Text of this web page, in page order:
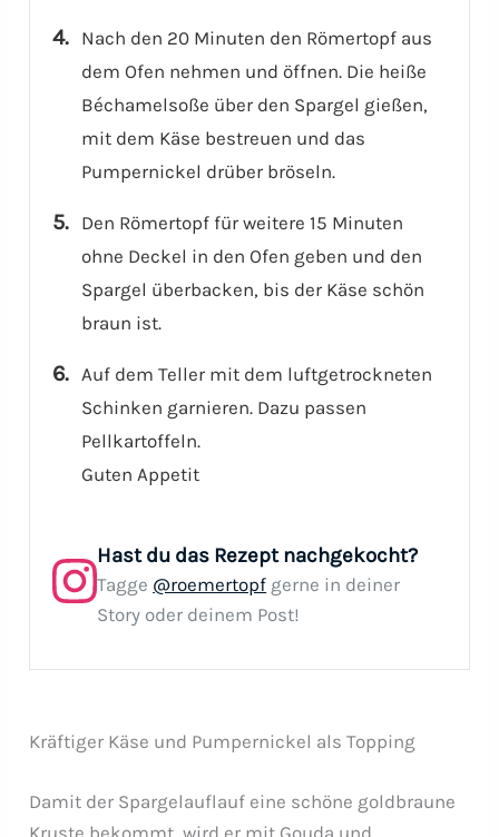
Nach den 20 Minuten den Römertopf aus
dem Ofen nehmen und öffnen. Die heiße
Béchamelsoße über den Spargel gießen,
mit dem Käse bestreuen und das
Pumpernickel drüber bröseln.
Den Römertopf für weitere 15 Minuten
ohne Deckel in den Ofen geben und den
Spargel überbacken, bis der Käse schön
braun ist.
Auf dem Teller mit dem luftgetrockneten
Schinken garnieren. Dazu passen
Pellkartoffeln.
Guten Appetit
Hast du das Rezept nachgekocht?
Tagge @roemertopf gerne in deiner
Story oder deinem Post!
Kräftiger Käse und Pumpernickel als Topping
Damit der Spargelauflauf eine schöne goldbraune
Kruste bekommt, wird er mit Gouda und